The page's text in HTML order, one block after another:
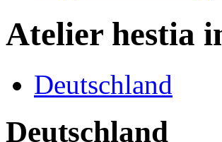
Atelier hestia
Deutschland
Deutschland